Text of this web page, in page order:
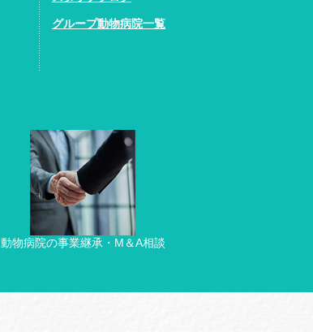
グループ動物病院一覧
動物病院の事業継承・M＆A相談